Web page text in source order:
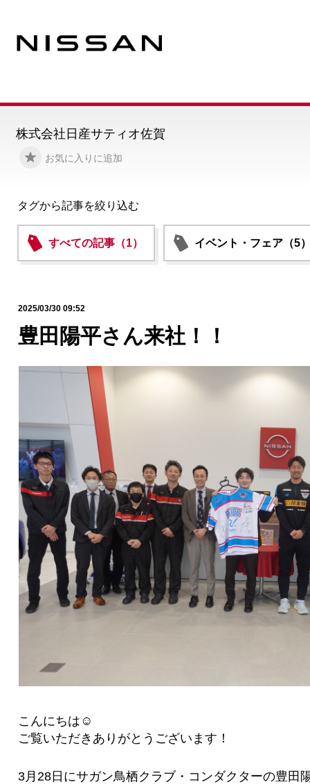
お気に入りに追加
株式会社日産サティオ佐賀
タグから記事を絞り込む
すべての記事（1） イベント・フェア（5
2025/03/30 09:52
豊田陽平さん来社！！
こんにちは☺
ご覧いただきありがとうございます！
3月28日にサガン鳥栖クラブ・コンダクターの豊田